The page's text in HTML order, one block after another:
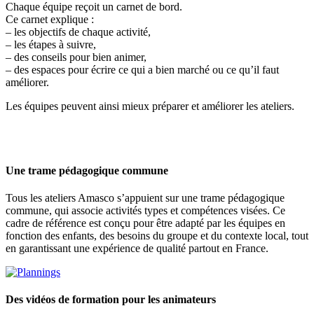
Chaque équipe reçoit un carnet de bord.
Ce carnet explique :
– les objectifs de chaque activité,
– les étapes à suivre,
– des conseils pour bien animer,
– des espaces pour écrire ce qui a bien marché ou ce qu’il faut
améliorer.
Les équipes peuvent ainsi mieux préparer et améliorer les ateliers.
Une trame pédagogique commune
Tous les ateliers Amasco s’appuient sur une trame pédagogique
commune, qui associe activités types et compétences visées. Ce
cadre de référence est conçu pour être adapté par les équipes en
fonction des enfants, des besoins du groupe et du contexte local, tout
en garantissant une expérience de qualité partout en France.
Des vidéos de formation pour les animateurs